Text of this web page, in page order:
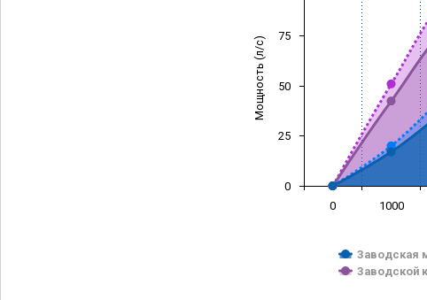
Мощность (л/с)
Заводская
Заводской
0 1000
0
25
50
75